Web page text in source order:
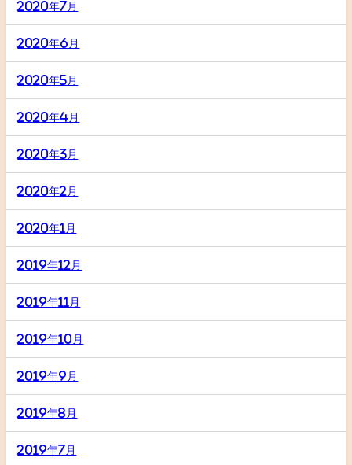
2020年7月
2020年6月
2020年5月
2020年4月
2020年3月
2020年2月
2020年1月
2019年12月
2019年11月
2019年10月
2019年9月
2019年8月
2019年7月